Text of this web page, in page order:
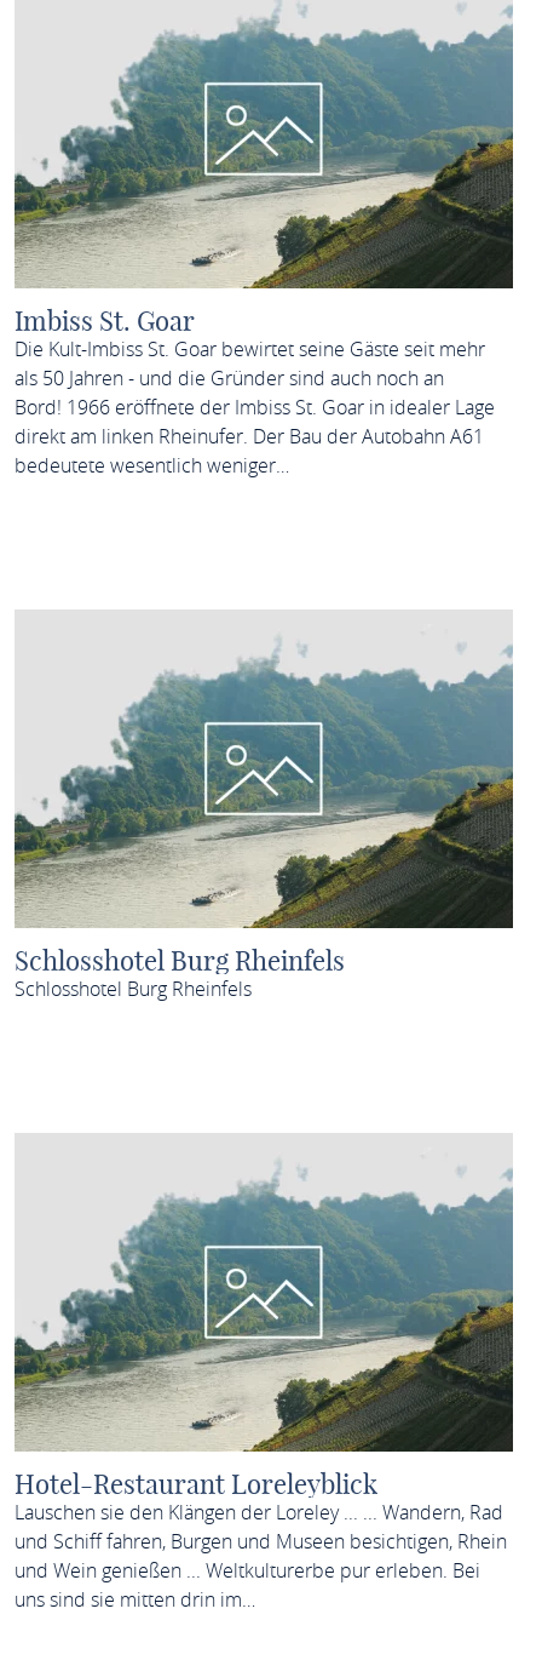
Imbiss St. Goar
Die Kult-Imbiss St. Goar bewirtet seine Gäste seit mehr
als 50 Jahren - und die Gründer sind auch noch an
Bord! 1966 eröffnete der Imbiss St. Goar in idealer Lage
direkt am linken Rheinufer. Der Bau der Autobahn A61
bedeutete wesentlich weniger…
Schlosshotel Burg Rheinfels
Schlosshotel Burg Rheinfels
Hotel-Restaurant Loreleyblick
Lauschen sie den Klängen der Loreley ... ... Wandern, Rad
und Schiff fahren, Burgen und Museen besichtigen, Rhein
und Wein genießen ... Weltkulturerbe pur erleben. Bei
uns sind sie mitten drin im…